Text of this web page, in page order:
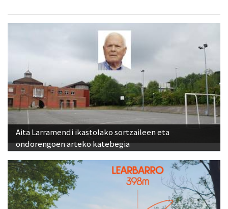
Aita Larramendi ikastolako sortzaileen eta
ondorengoen arteko katebegia